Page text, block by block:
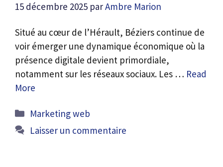
15 décembre 2025 parAmbre Marion
Situé au cœur de l’Hérault, Béziers continue de
voir émerger une dynamique économique où la
présence digitale devient primordiale,
notamment sur les réseaux sociaux. Les … Read
More
Catégories
Marketing web
Laisser un commentaire